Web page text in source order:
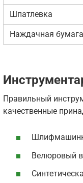
Шпатлевка
Наждачная бумага
Правильный
качественные
Велюровый